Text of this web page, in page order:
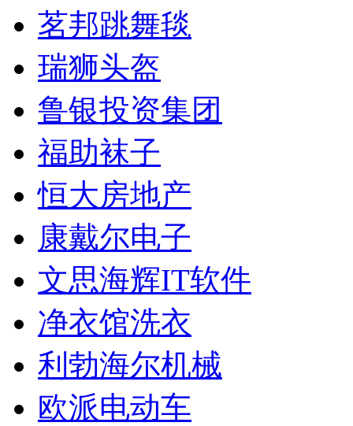
茗邦跳舞毯
瑞狮头盔
鲁银投资集团
福助袜子
恒大房地产
康戴尔电子
文思海辉IT软件
净衣馆洗衣
利勃海尔机械
欧派电动车